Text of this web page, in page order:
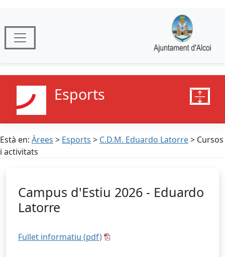
Esports
Està en: Àrees > Esports > C.D.M. Eduardo Latorre> Cursos
i activitats
Campus d'Estiu 2026 - Eduardo
Latorre
Fullet informatiu (pdf)